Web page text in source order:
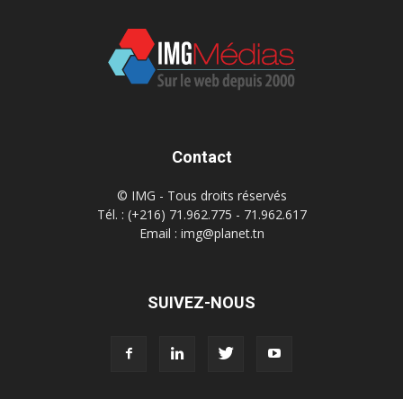
Contact
© IMG - Tous droits réservés
Tél. : (+216) 71.962.775 - 71.962.617
Email : img@planet.tn
SUIVEZ-NOUS